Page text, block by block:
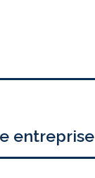
entreprise